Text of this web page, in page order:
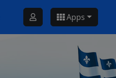
Apps